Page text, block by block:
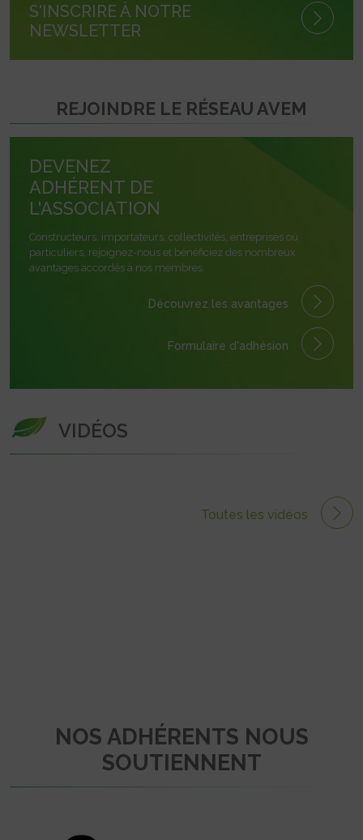
S'INSCRIRE À NOTRE
NEWSLETTER
REJOINDRE LE RÉSEAU AVEM
DEVENEZ
ADHÉRENT DE
L'ASSOCIATION
Constructeurs, importateurs, collectivités, entreprises ou
particuliers, rejoignez-nous et bénéficiez des nombreux
avantages accordés à nos membres.
Découvrez les avantages
Formulaire d'adhésion
VIDÉOS
Toutes les vidéos
NOS ADHÉRENTS NOUS
SOUTIENNENT